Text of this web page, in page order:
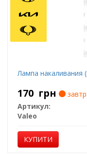
Лампа накаливания
170 грн
Артикул:
Valeo
КУПИТИ